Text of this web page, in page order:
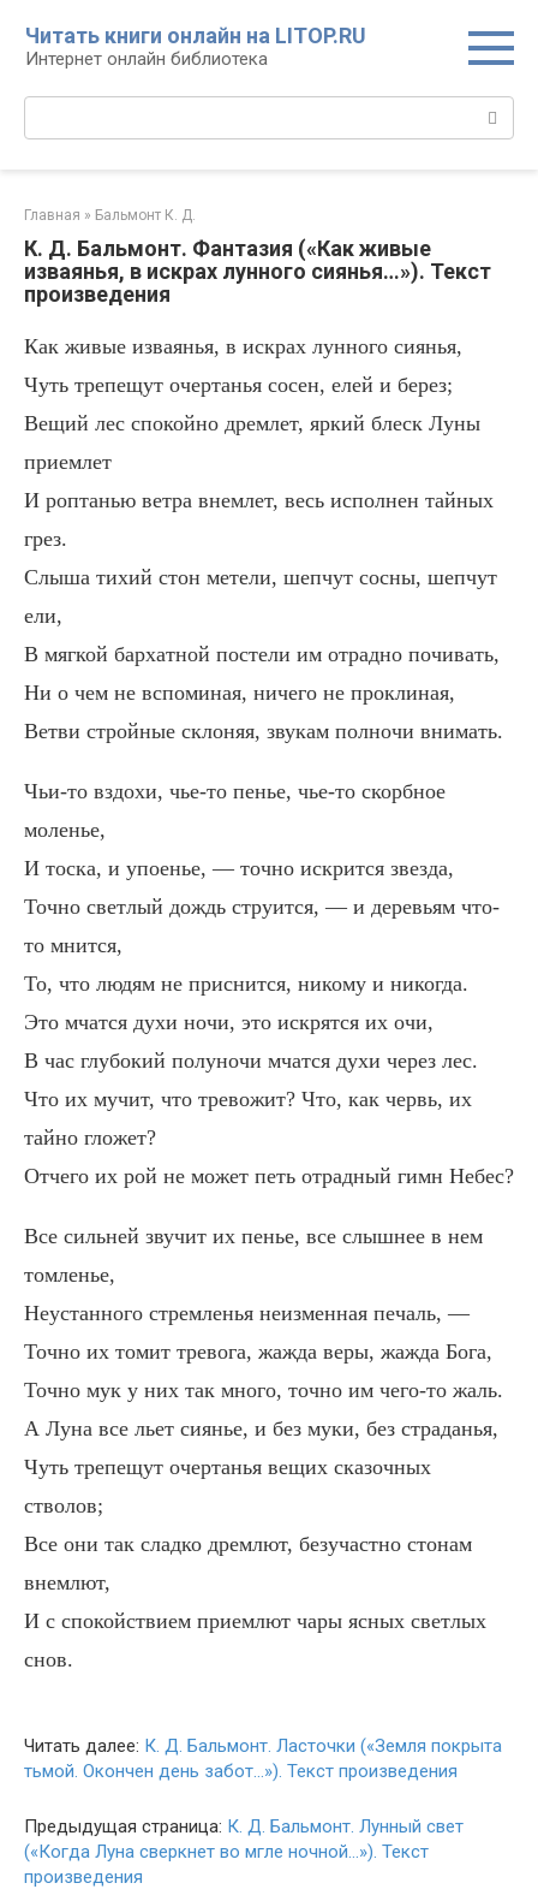
контенту
Читать книги онлайн на LITOP.RU
Интернет онлайн библиотека
Главная » Бальмонт К. Д.
К. Д. Бальмонт. Фантазия («Как живые
изваянья, в искрах лунного сиянья…»). Текст
произведения
Как живые изваянья, в искрах лунного сиянья,
Чуть трепещут очертанья сосен, елей и берез;
Вещий лес спокойно дремлет, яркий блеск Луны
приемлет
И роптанью ветра внемлет, весь исполнен тайных
грез.
Слыша тихий стон метели, шепчут сосны, шепчут
ели,
В мягкой бархатной постели им отрадно почивать,
Ни о чем не вспоминая, ничего не проклиная,
Ветви стройные склоняя, звукам полночи внимать.
Чьи-то вздохи, чье-то пенье, чье-то скорбное
моленье,
И тоска, и упоенье, — точно искрится звезда,
Точно светлый дождь струится, — и деревьям что-
то мнится,
То, что людям не приснится, никому и никогда.
Это мчатся духи ночи, это искрятся их очи,
В час глубокий полуночи мчатся духи через лес.
Что их мучит, что тревожит? Что, как червь, их
тайно гложет?
Отчего их рой не может петь отрадный гимн Небес?
Все сильней звучит их пенье, все слышнее в нем
томленье,
Неустанного стремленья неизменная печаль, —
Точно их томит тревога, жажда веры, жажда Бога,
Точно мук у них так много, точно им чего-то жаль.
А Луна все льет сиянье, и без муки, без страданья,
Чуть трепещут очертанья вещих сказочных
стволов;
Все они так сладко дремлют, безучастно стонам
внемлют,
И с спокойствием приемлют чары ясных светлых
снов.
Читать далее: К. Д. Бальмонт. Ласточки («Земля покрыта
тьмой. Окончен день забот…»). Текст произведения
Предыдущая страница: К. Д. Бальмонт. Лунный свет
(«Когда Луна сверкнет во мгле ночной…»). Текст
произведения